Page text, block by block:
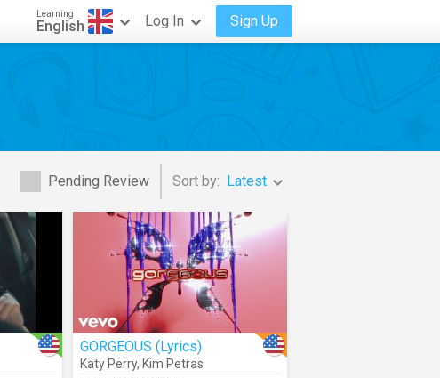
Learning
English Log In Sign Up
Pending Review Sort by: Latest
GORGEOUS (Lyrics)
Katy Perry, Kim Petras